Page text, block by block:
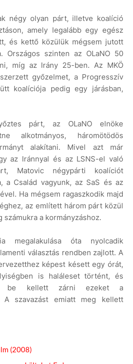
négy olyan párt, illetve koalíció
amely legalább egy egész
és kettő közülük mégsem jutott
Országos szinten az OLaNO 50
míg az Irány 25-ben. Az MKÖ
győzelmet, a Progresszív
koalíciója pedig egy járásban,
párt, az OLaNO elnöke
alkotmányos, háromötödös
alakítani. Mivel azt már
az Iránnyal és az LSNS-el való
Matovic négypárti koalíciót
a Család vagyunk, az SaS és az
Ha mégsem ragaszkodik majd
az említett három párt közül
a kormányzáshoz.
megalakulása óta nyolcadik
választás rendben zajlott. A
képest késett egy órát,
is haláleset történt, és
be kellett zárni ezeket a
A szavazást emiatt meg kellett
(2008)